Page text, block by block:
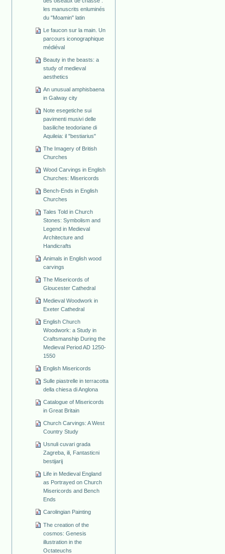
les manuscrits enluminés
du "Moamin" latin
Le faucon sur la main. Un
parcours iconographique
médiéval
Beauty in the beasts: a
study of medieval
aesthetics
An unusual amphisbaena
in Galway city
Note esegetiche sui
pavimenti musivi delle
basiliche teodoriane di
Aquileia: il "bestiarius"
The Imagery of British
Churches
Wood Carvings in English
Churches: Misericords
Bench-Ends in English
Churches
Tales Told in Church
Stones: Symbolism and
Legend in Medieval
Architecture and
Handicrafts
Animals in English wood
carvings
The Misericords of
Gloucester Cathedral
Medieval Woodwork in
Exeter Cathedral
English Church
Woodwork: a Study in
Craftsmanship During the
Medieval Period AD 1250-
1550
English Misericords
Sulle piastrelle in terracotta
della chiesa di Anglona
Catalogue of Misericords
in Great Britain
Church Carvings: A West
Country Study
Usnuli cuvari grada
Zagreba, ili, Fantasticni
bestijarij
Life in Medieval England
as Portrayed on Church
Misericords and Bench
Ends
Carolingian Painting
The creation of the
cosmos: Genesis
illustration in the
Octateuchs